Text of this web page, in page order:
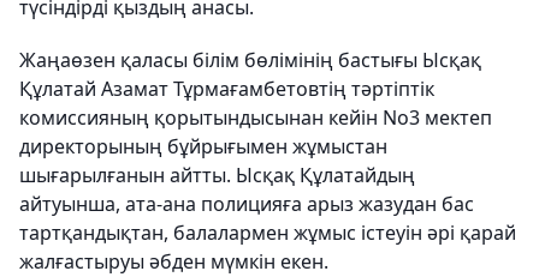
түсіндірді қыздың анасы.
Жаңаөзен қаласы білім бөлімінің бастығы Ысқақ
Құлатай Азамат Тұрмағамбетовтің тәртіптік
комиссияның қорытындысынан кейін No3 мектеп
директорының бұйрығымен жұмыстан
шығарылғанын айтты. Ысқақ Құлатайдың
айтуынша, ата-ана полицияға арыз жазудан бас
тартқандықтан, балалармен жұмыс істеуін әрі қарай
жалғастыруы әбден мүмкін екен.